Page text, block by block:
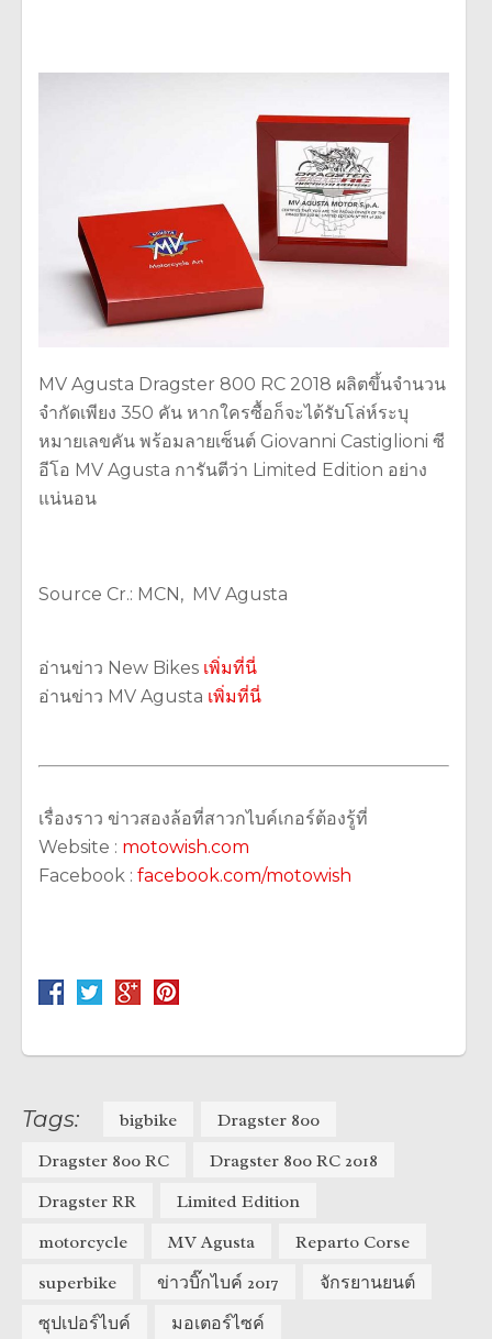
MV Agusta Dragster 800 RC 2018 ผลิตขึ้นจำนวน
จำกัดเพียง 350 คัน หากใครซื้อก็จะได้รับโล่ห์ระบุ
หมายเลขคัน พร้อมลายเซ็นต์ Giovanni Castiglioni ซี
อีโอ MV Agusta การันตีว่า Limited Edition อย่าง
แน่นอน
Source Cr.: MCN, MV Agusta
อ่านข่าว New Bikes เพิ่มที่นี่
อ่านข่าว MV Agusta เพิ่มที่นี่
เรื่องราว ข่าวสองล้อที่สาวกไบค์เกอร์ต้องรู้ที่
Website : motowish.com
Facebook : facebook.com/motowish
Tags: bigbike
Dragster 800
Dragster 800 RC
Dragster 800 RC 2018
Dragster RR
Limited Edition
motorcycle
MV Agusta
Reparto Corse
superbike
ข่าวบิ๊กไบค์ 2017
จักรยานยนต์
ซุปเปอร์ไบค์
มอเตอร์ไซค์